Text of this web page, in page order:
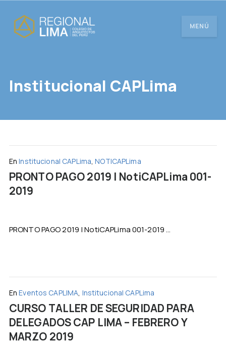
MENÚ
Institucional CAPLima
En Institucional CAPLima,NOTICAPLima
PRONTO PAGO 2019 | NotiCAPLima 001-
2019
PRONTO PAGO 2019 | NotiCAPLima 001-2019 ...
En Eventos CAPLIMA, Institucional CAPLima
CURSO TALLER DE SEGURIDAD PARA
DELEGADOS CAP LIMA – FEBRERO Y
MARZO 2019